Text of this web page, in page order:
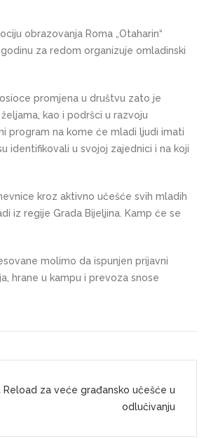
obrazovanja Roma „Otaharin“
za redom organizuje omladinski
promjena u društvu zato je
kao i podršci u razvoju
program na kome će mladi ljudi imati
identifikovali u svojoj zajednici i na koji
kroz aktivno učešće svih mladih
iz regije Grada Bijeljina. Kamp će se
molimo da ispunjen prijavni
hrane u kampu i prevoza snose
Reload za veće građansko učešće u
odlučivanju